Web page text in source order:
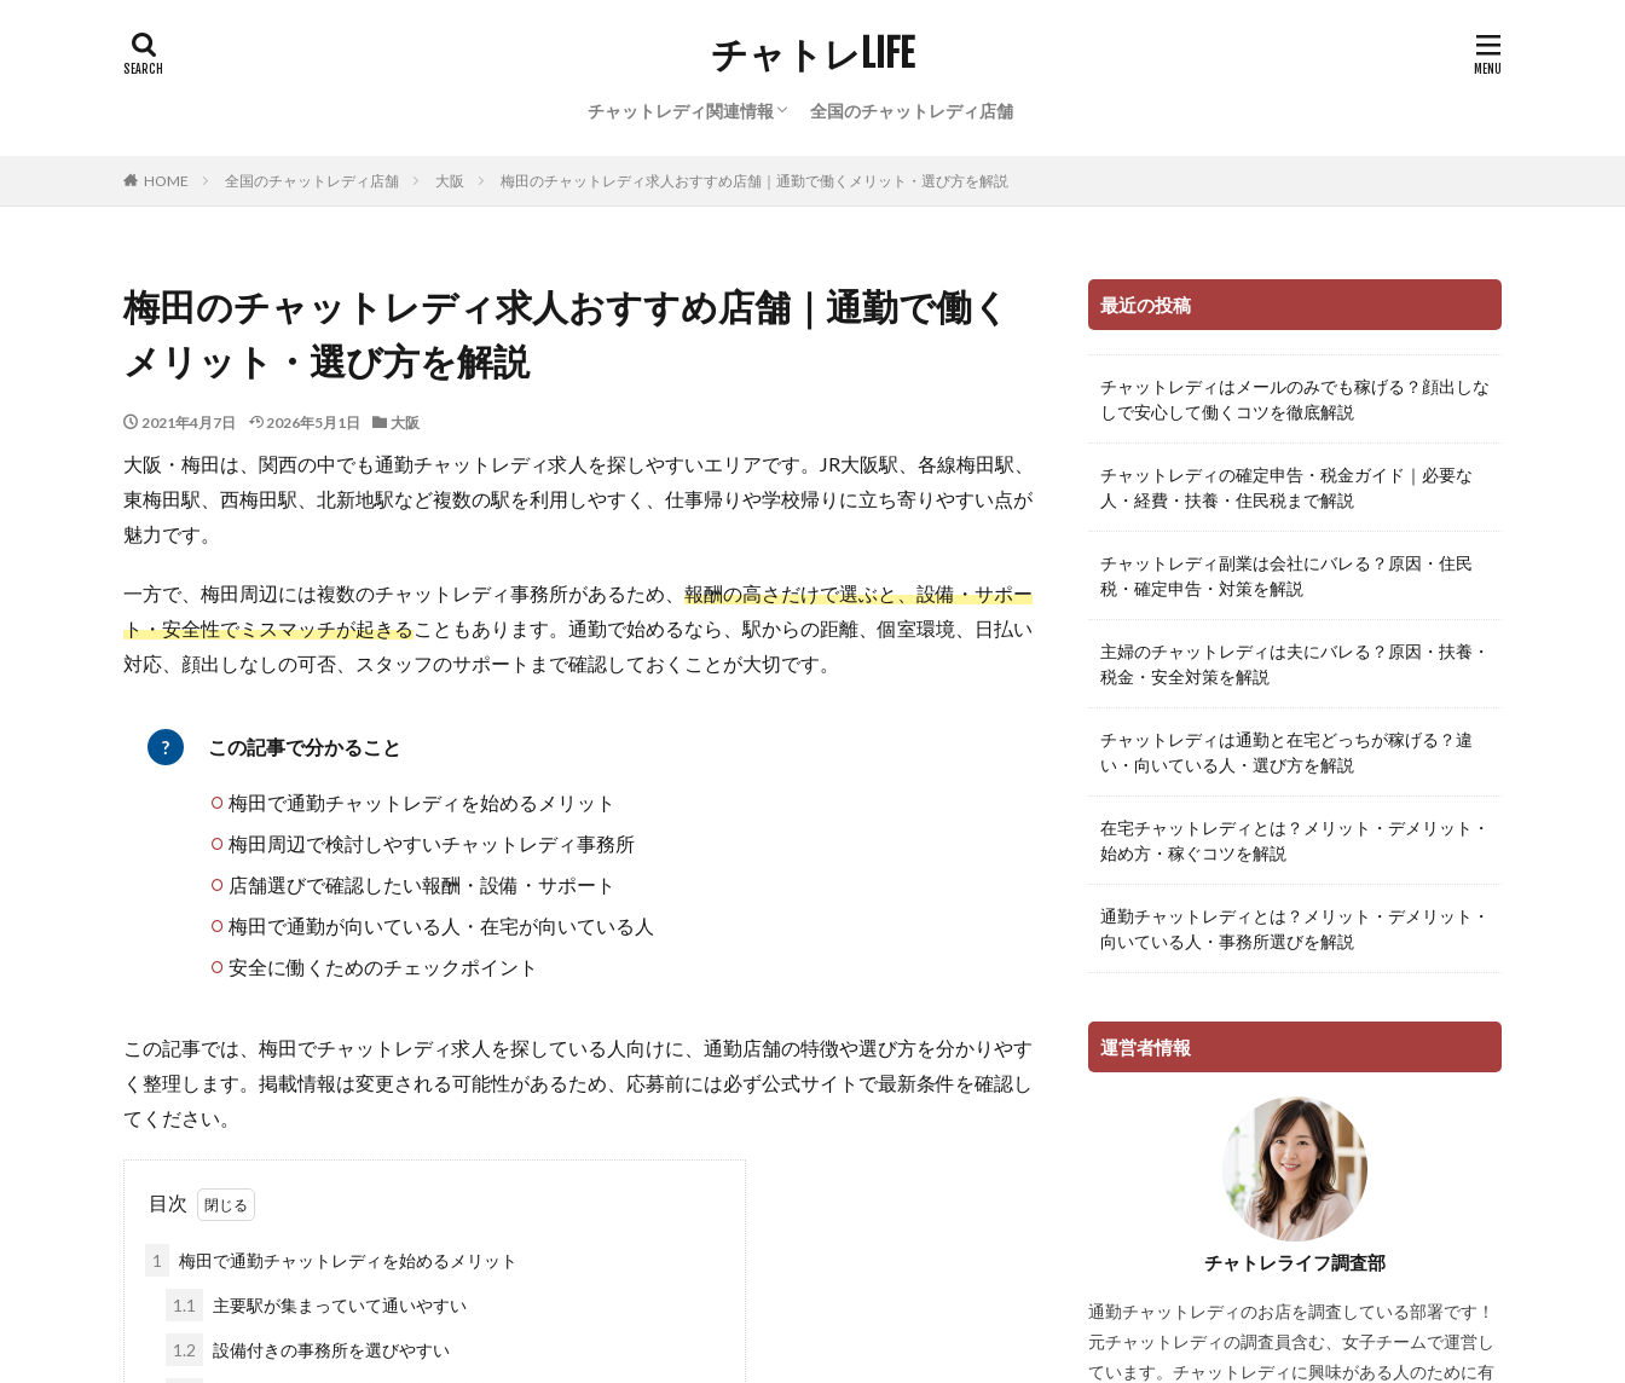
チャトレLIFE
チャットレディ関連情報 全国のチャットレディ店舗
HOME 全国のチャットレディ店舗 大阪 梅田のチャットレディ求人おすすめ店舗｜通勤で働くメリット・選び方を解説
梅田のチャットレディ求人おすすめ店舗｜通勤で働く
メリット・選び方を解説
2021年4月7日 2026年5月1日 大阪
大阪・梅田は、関西の中でも通勤チャットレディ求人を探しやすいエリアです。JR大阪駅、各線梅田駅、
東梅田駅、西梅田駅、北新地駅など複数の駅を利用しやすく、仕事帰りや学校帰りに立ち寄りやすい点が
魅力です。
一方で、梅田周辺には複数のチャットレディ事務所があるため、 報酬の高さだけで選ぶと、設備・サポー
ト・安全性でミスマッチが起きることもあります。通勤で始めるなら、駅からの距離、個室環境、日払い
対応、顔出しなしの可否、スタッフのサポートまで確認しておくことが大切です。
この記事で分かること
梅田で通勤チャットレディを始めるメリット
梅田周辺で検討しやすいチャットレディ事務所
店舗選びで確認したい報酬・設備・サポート
梅田で通勤が向いている人・在宅が向いている人
安全に働くためのチェックポイント
この記事では、梅田でチャットレディ求人を探している人向けに、通勤店舗の特徴や選び方を分かりやす
く整理します。掲載情報は変更される可能性があるため、応募前には必ず公式サイトで最新条件を確認し
てください。
目次
1 梅田で通勤チャットレディを始めるメリット
1.1 主要駅が集まっていて通いやすい
1.2 設備付きの事務所を選びやすい
最近の投稿
チャットレディはメールのみでも稼げる？顔出しな
しで安心して働くコツを徹底解説
チャットレディの確定申告・税金ガイド｜必要な
人・経費・扶養・住民税まで解説
チャットレディ副業は会社にバレる？原因・住民
税・確定申告・対策を解説
主婦のチャットレディは夫にバレる？原因・扶養・
税金・安全対策を解説
チャットレディは通勤と在宅どっちが稼げる？違
い・向いている人・選び方を解説
在宅チャットレディとは？メリット・デメリット・
始め方・稼ぐコツを解説
通勤チャットレディとは？メリット・デメリット・
向いている人・事務所選びを解説
運営者情報
チャトレライフ調査部
通勤チャットレディのお店を調査している部署です！
元チャットレディの調査員含む、女子チームで運営し
ています。チャットレディに興味がある人のために有